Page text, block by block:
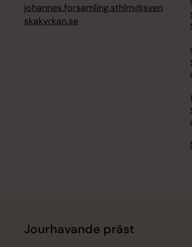
johannes.forsamling.sthlm@sven
skakyrkan.se
Jourhavande präst